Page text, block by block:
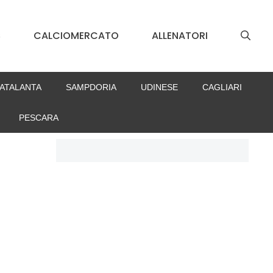
CALCIOMERCATO ALLENATORI
ATALANTA SAMPDORIA UDINESE CAGLIARI
PESCARA